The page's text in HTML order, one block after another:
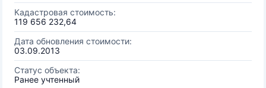
Кадастровая стоимость:
119 656 232,64
Дата обновления стоимости:
03.09.2013
Статус объекта:
Ранее учтенный